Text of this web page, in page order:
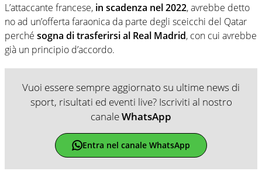
L’attaccante francese, in scadenza nel 2022, avrebbe detto
no ad un’offerta faraonica da parte degli sceicchi del Qatar
perché sogna di trasferirsi al Real Madrid, con cui avrebbe
già un principio d’accordo.
Vuoi essere sempre aggiornato su ultime news di
sport, risultati ed eventi live? Iscriviti al nostro
canaleWhatsApp
Entra nel canale WhatsApp